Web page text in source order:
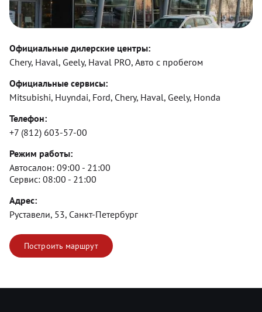
Официальные дилерские центры:
Chery, Haval, Geely, Haval PRO, Авто с пробегом
Официальные сервисы:
Mitsubishi, Huyndai, Ford, Chery, Haval, Geely, Honda
Телефон:
+7 (812) 603-57-00
Режим работы:
Автосалон: 09:00 - 21:00
Сервис: 08:00 - 21:00
Адрес:
Руставели, 53, Санкт-Петербург
Построить маршрут